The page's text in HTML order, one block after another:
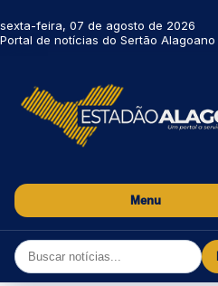
sexta-feira, 07 de agosto de 2026
Portal de notícias do Sertão Alagoano
Menu